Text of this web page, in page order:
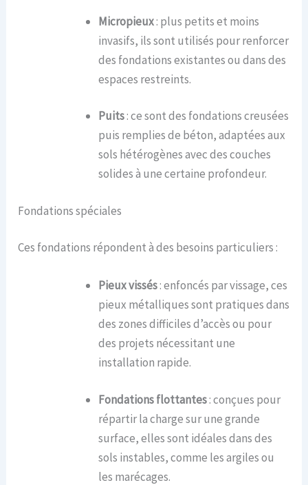
Micropieux: plus petits et moins
invasifs, ils sont utilisés pour renforcer
des fondations existantes ou dans des
espaces restreints.
Puits: ce sont des fondations creusées
puis remplies de béton, adaptées aux
sols hétérogènes avec des couches
solides à une certaine profondeur.
Fondations spéciales
Ces fondations répondent à des besoins particuliers :
Pieux vissés: enfoncés par vissage, ces
pieux métalliques sont pratiques dans
des zones difficiles d’accès ou pour
des projets nécessitant une
installation rapide.
Fondations flottantes: conçues pour
répartir la charge sur une grande
surface, elles sont idéales dans des
sols instables, comme les argiles ou
les marécages.